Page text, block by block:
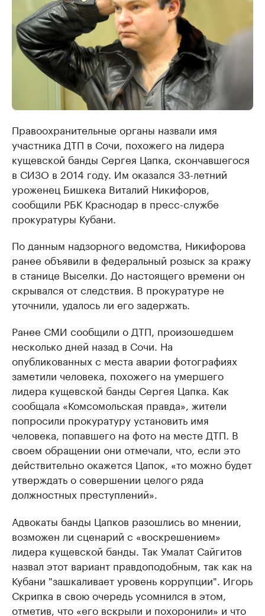
Правоохранительные органы назвали имя
участника ДТП в Сочи, похожего на лидера
кущевской банды Сергея Цапка, скончавшегося
в СИЗО в 2014 году. Им оказался 33-летний
уроженец Бишкека Виталий Никифоров,
сообщили РБК Краснодар в пресс-службе
прокуратуры Кубани.
По данным надзорного ведомства, Никифорова
ранее объявили в федеральный розыск за кражу
в станице Выселки. До настоящего времени он
скрывался от следствия. В прокуратуре не
уточнили, удалось ли его задержать.
Ранее СМИ сообщили о ДТП, произошедшем
несколько дней назад в Сочи. На
опубликованных с места аварии фотографиях
заметили человека, похожего на умершего
лидера кущевской банды Сергея Цапка. Как
сообщала «Комсомольская правда», жители
попросили прокуратуру установить имя
человека, попавшего на фото на месте ДТП. В
своем обращении они отмечали, что, если это
действительно окажется Цапок, «то можно будет
утверждать о совершении целого ряда
должностных преступлений».
Адвокаты банды Цапков разошлись во мнении,
возможен ли сценарий с «воскрешением»
лидера кущевской банды. Так Умалат Сайгитов
назвал этот вариант правдоподобным, так как на
Кубани "зашкаливает уровень коррупции". Игорь
Скрипка в свою очередь усомнился в этом,
отметив, что «его вскрыли и похоронили» и что